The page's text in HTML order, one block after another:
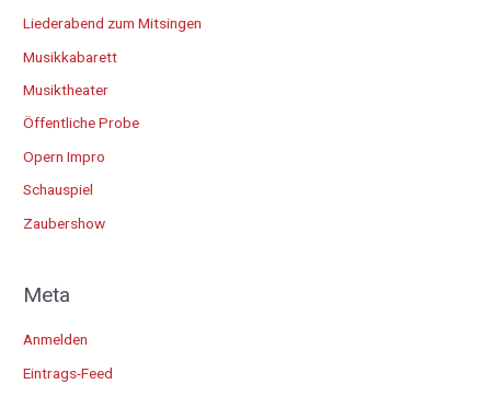
Liederabend zum Mitsingen
Musikkabarett
Musiktheater
Öffentliche Probe
Opern Impro
Schauspiel
Zaubershow
Meta
Anmelden
Eintrags-Feed